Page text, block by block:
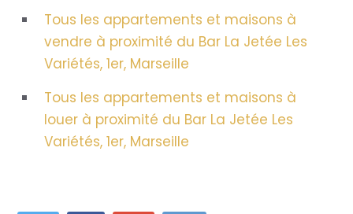
Tous les appartements et maisons à
vendre à proximité du Bar La Jetée Les
Variétés, 1er, Marseille
Tous les appartements et maisons à
louer à proximité du Bar La Jetée Les
Variétés, 1er, Marseille